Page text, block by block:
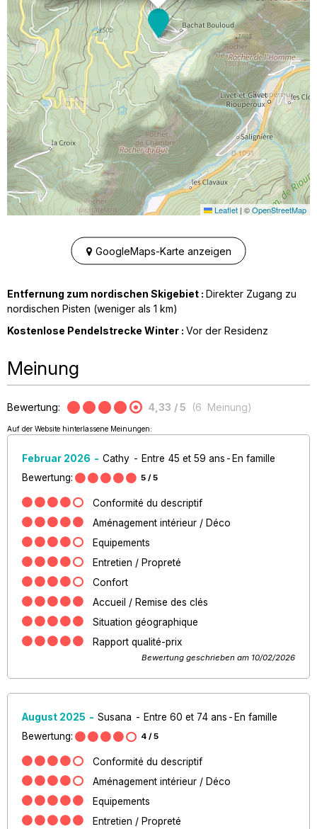
Leaflet | ©OpenStreetMap
GoogleMaps-Karte anzeigen
Entfernung zum nordischen Skigebiet : Direkter Zugang zu
nordischen Pisten (weniger als 1 km)
Kostenlose Pendelstrecke Winter : Vor der Residenz
Meinung
Bewertung: 4,33 / 5 (6 Meinung)
Auf der Website hinterlassene Meinungen:
Februar 2026 Cathy Entre 45 et 59 ans
En famille
Bewertung:
5 / 5
Conformité du descriptif
Aménagement intérieur / Déco
Equipements
Entretien / Propreté
Confort
Accueil / Remise des clés
Situation géographique
Rapport qualité-prix
Bewertung geschrieben am 10/02/2026
August 2025 Susana Entre 60 et 74 ans
En famille
Bewertung:
4 / 5
Conformité du descriptif
Aménagement intérieur / Déco
Equipements
Entretien / Propreté